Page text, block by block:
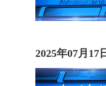
2025年07月17